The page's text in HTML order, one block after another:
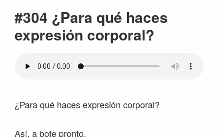
#304 ¿Para qué haces
expresión corporal?
¿Para qué haces expresión corporal?
Así, a bote pronto.